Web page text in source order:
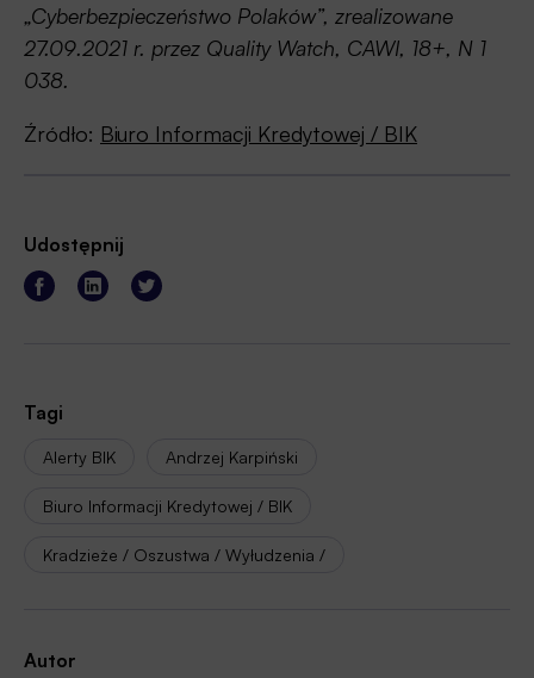
„Cyberbezpieczeństwo Polaków”, zrealizowane
27.09.2021 r. przez Quality Watch, CAWI, 18+, N 1
038.
Źródło: Biuro Informacji Kredytowej / BIK
Udostępnij
Tagi
Alerty BIK Andrzej Karpiński
Biuro Informacji Kredytowej / BIK
Kradzieże / Oszustwa / Wyłudzenia /
Autor